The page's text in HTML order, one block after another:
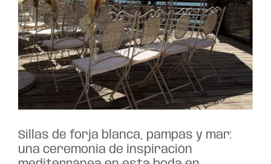
Sillas de forja blanca, pampas y mar:
una ceremonia de inspiración